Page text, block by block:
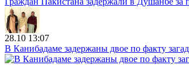
28.10 13:07
В Канибадаме задержаны двое по факту